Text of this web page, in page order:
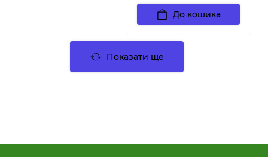
До кошика
Показати ще